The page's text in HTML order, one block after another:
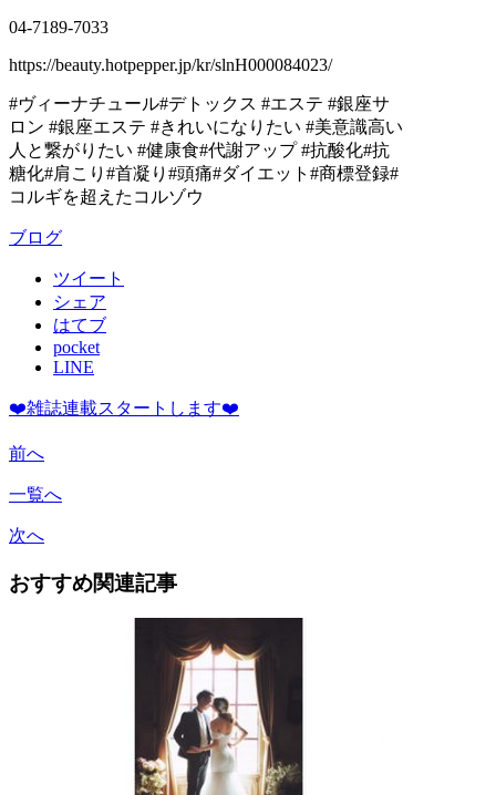
04-7189-7033
https://beauty.hotpepper.jp/kr/slnH000084023/
#ヴィーナチュール#デトックス #エステ #銀座サ
ロン #銀座エステ #きれいになりたい #美意識高い
人と繋がりたい #健康食#代謝アップ #抗酸化#抗
糖化#肩こり#首凝り#頭痛#ダイエット#商標登録#
コルギを超えたコルゾウ
ブログ
ツイート
シェア
はてブ
pocket
LINE
❤️雑誌連載スタートします❤️
前へ
一覧へ
次へ
おすすめ関連記事